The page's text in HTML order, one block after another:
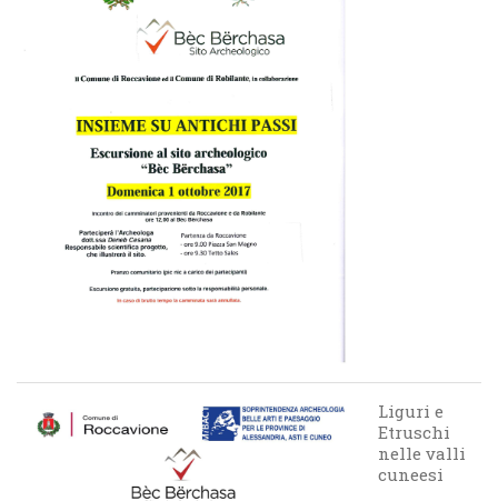
Liguri e
Etruschi
nelle valli
cuneesi